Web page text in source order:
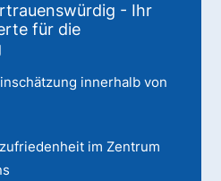
- Ihr
für die
innerhalb von
im Zentrum